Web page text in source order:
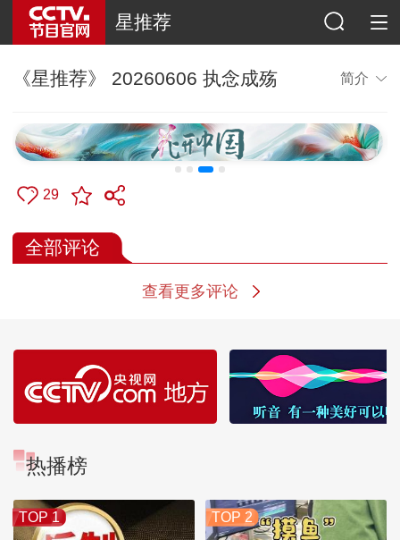
星推荐
《星推荐》 20260606 执念成殇 简介
29
全部评论
查看更多评论
热播榜
TOP 1 TOP 2